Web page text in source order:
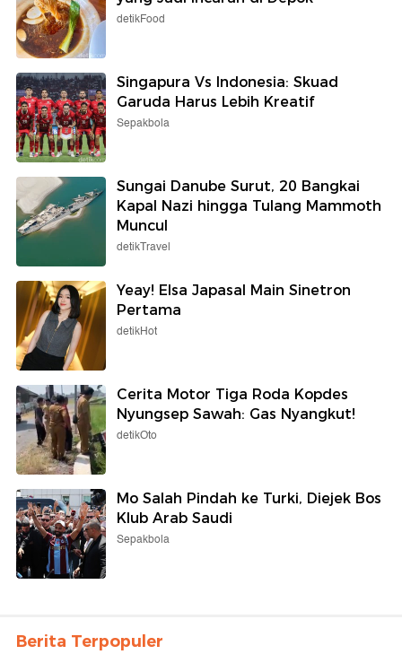
detikFood
Singapura Vs Indonesia: Skuad
Garuda Harus Lebih Kreatif
Sepakbola
Sungai Danube Surut, 20 Bangkai
Kapal Nazi hingga Tulang Mammoth
Muncul
detikTravel
Yeay! Elsa Japasal Main Sinetron
Pertama
detikHot
Cerita Motor Tiga Roda Kopdes
Nyungsep Sawah: Gas Nyangkut!
detikOto
Mo Salah Pindah ke Turki, Diejek Bos
Klub Arab Saudi
Sepakbola
Berita Terpopuler